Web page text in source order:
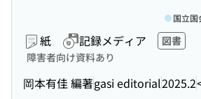
紙 記録メディア
図書
障害者向け資料あり
岡本有佳 編著gasi editorial2025.2
国立国